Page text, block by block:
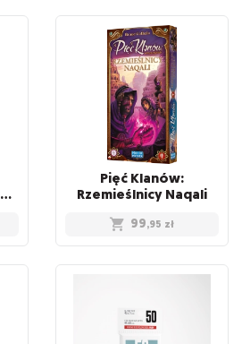
Rebel (44x68 mm) Ara Medium, 100 sztuk
Pięć Klanów:
Rzemieślnicy Naqali
99,95 zł